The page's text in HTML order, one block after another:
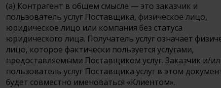
(a) Контрагент в общем смысле — это заказчик и
пользователь услуг Поставщика, физическое лицо,
юридическое лицо или компания без статуса
юридического лица. Получатель услуг означает
лицо, которое фактически пользуется услугами,
предоставляемыми Поставщиком услуг. Заказчик и/
пользователь услуг Поставщика услуг в этом
будет совместно именоваться «Клиентом».